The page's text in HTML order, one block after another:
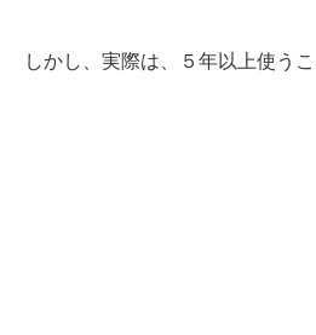
しかし、実際は、５年以上使う